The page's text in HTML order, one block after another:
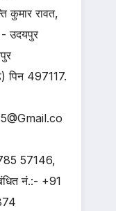
कुमार रावत,
- उदयपुर
पिन 497117.
57146,
नं.:- +91